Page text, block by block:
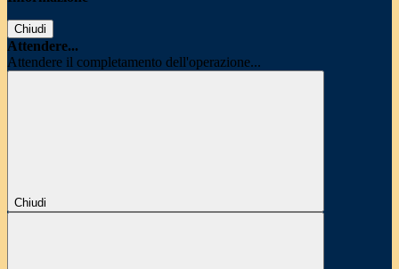
Chiudi
Attendere...
Attendere il completamento dell'operazione...
Chiudi